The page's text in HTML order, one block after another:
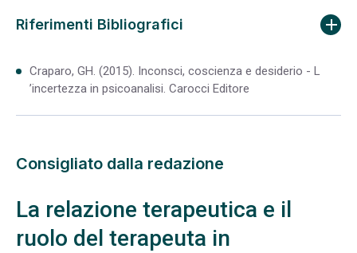
Riferimenti Bibliografici
Craparo, GH. (2015). Inconsci, coscienza e desiderio - L
’incertezza in psicoanalisi. Carocci Editore
Consigliato dalla redazione
La relazione terapeutica e il
ruolo del terapeuta in